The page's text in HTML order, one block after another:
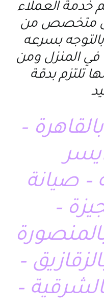
خدمة العملاء
متخصص من
بسرعه
في المنزل ومن
تلتزم بدقة
–
– صيانة
–
–
–